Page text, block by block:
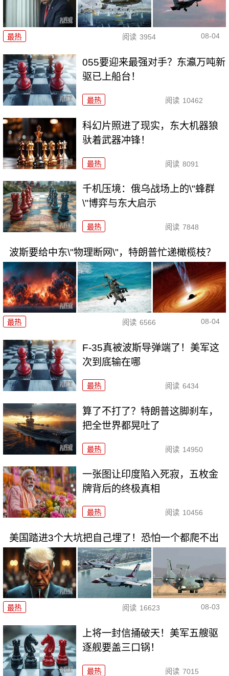
最热 阅读 3954 08-04
055要迎来最强对手？东瀛万吨新
驱已上船台！
最热 阅读 10462
科幻片照进了现实，东大机器狼
驮着武器冲锋！
最热 阅读 8091
千机压境：俄乌战场上的\"蜂群
\"博弈与东大启示
最热 阅读 7848
波斯要给中东\"物理断网\"，特朗普忙递橄榄枝？
最热 阅读 6566 08-04
F-35真被波斯导弹端了！美军这
次到底输在哪
最热 阅读 6434
算了不打了？特朗普这脚刹车，
把全世界都晃吐了
最热 阅读 14950
一张图让印度陷入死寂，五枚金
牌背后的终极真相
最热 阅读 10456
美国踏进3个大坑把自己埋了！恐怕一个都爬不出
最热 阅读 16623 08-03
上将一封信捅破天！美军五艘驱
逐舰要盖三口锅！
最热 阅读 7015